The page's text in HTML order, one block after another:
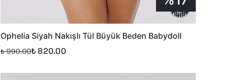
Ophelia Siyah Nakışlı Tül Büyük Beden Babydoll
₺ 990.00₺ 820.00